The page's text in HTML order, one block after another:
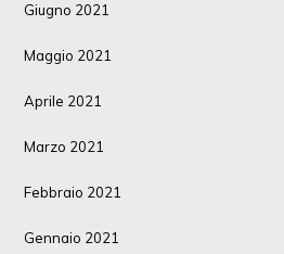
Giugno 2021
Maggio 2021
Aprile 2021
Marzo 2021
Febbraio 2021
Gennaio 2021